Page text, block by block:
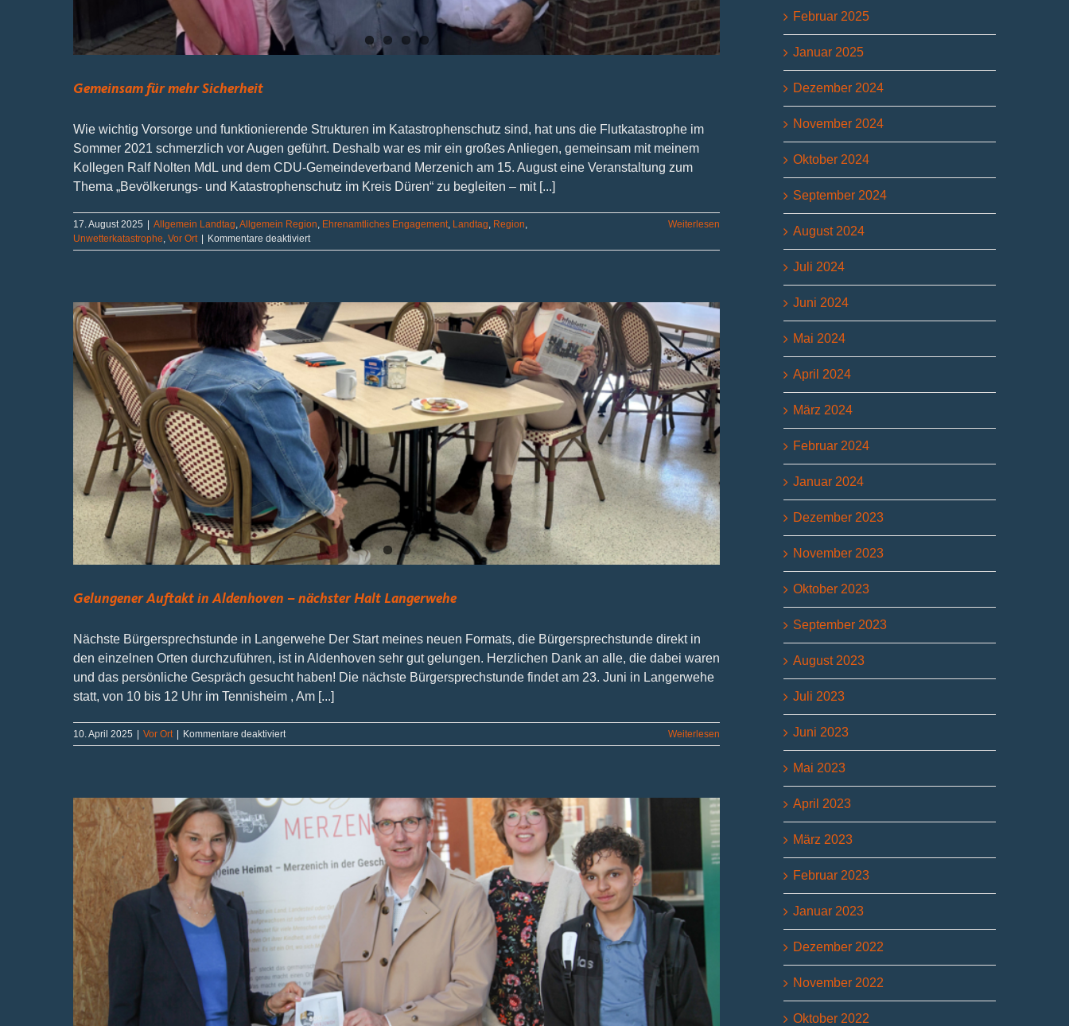
Gemeinsam für mehr Sicherheit
Wie wichtig Vorsorge und funktionierende Strukturen im Katastrophenschutz sind, hat uns die Flutkatastrophe im
Sommer 2021 schmerzlich vor Augen geführt. Deshalb war es mir ein großes Anliegen, gemeinsam mit meinem
Kollegen Ralf Nolten MdL und dem CDU-Gemeindeverband Merzenich am 15. August eine Veranstaltung zum
Thema „Bevölkerungs- und Katastrophenschutz im Kreis Düren“ zu begleiten – mit [...]
17. August 2025 | Allgemein Landtag Allgemein Region Ehrenamtliches Engagement Landtag Region
Unwetterkatastrophe Vor Ort | Kommentare deaktiviertfür
Gemeinsam
Weiterlesen
Gelungener Auftakt in Aldenhoven – nächster Halt Langerwehe
Nächste Bürgersprechstunde in Langerwehe Der Start meines neuen Formats, die Bürgersprechstunde direkt in
den einzelnen Orten durchzuführen, ist in Aldenhoven sehr gut gelungen. Herzlichen Dank an alle, die dabei waren
und das persönliche Gespräch gesucht haben! Die nächste Bürgersprechstunde findet am 23. Juni in Langerwehe
statt, von 10 bis 12 Uhr im Tennisheim , Am [...]
10. April 2025 Vor Ort Kommentare deaktiviertfür
Gelungener
–
nächster
Halt
Weiterlesen
Februar 2025
Januar 2025
Dezember 2024
November 2024
Oktober 2024
September 2024
August 2024
Juli 2024
Juni 2024
Mai 2024
April 2024
März 2024
Februar 2024
Januar 2024
Dezember 2023
November 2023
Oktober 2023
September 2023
August 2023
Juli 2023
Juni 2023
Mai 2023
April 2023
März 2023
Februar 2023
Januar 2023
Dezember 2022
November 2022
Oktober 2022